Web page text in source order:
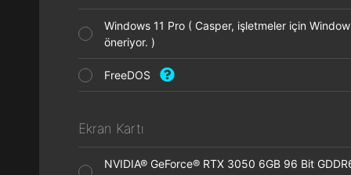
Windows 11 Pro ( Casper, işletmeler için
öneriyor. )
FreeDOS
Ekran Kartı
NVIDIA® GeForce® RTX 3050 6GB 96 Bit